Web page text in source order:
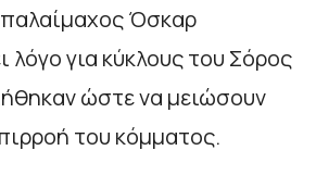
Όσκαρ
λόγο για κύκλους του Σόρος
ώστε να μειώσουν
του κόμματος.